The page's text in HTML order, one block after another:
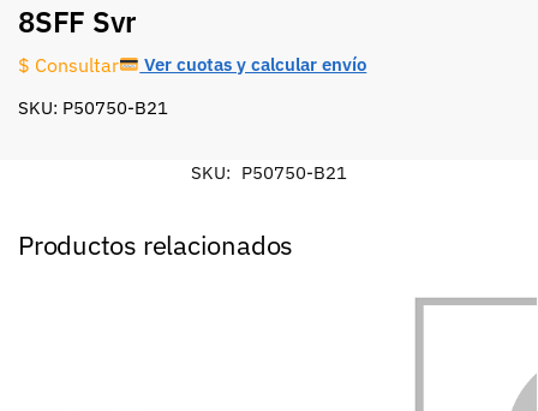
8SFF Svr
$ Consultar Ver cuotas y calcular envío
SKU: P50750-B21
SKU: P50750-B21
Productos relacionados